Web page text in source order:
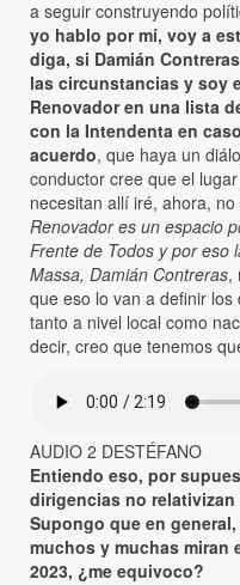
a seguir construyendo
yo hablo por mí, voy a
diga, si Damián
las circunstancias y soy
Renovador en una lista
con la Intendenta en
acuerdo, que haya un
conductor cree que el
necesitan allí iré, ahora,
Renovador es un espacio
Frente de Todos y por eso
Massa, Damián Contreras,
que eso lo van a definir
tanto a nivel local como
decir, creo que tenemos
AUDIO 2 DESTÉFANO
Entiendo eso, por
dirigencias no
Supongo que en
muchos y muchas miran
2023, ¿me equivoco?